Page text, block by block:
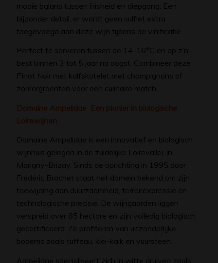
mooie balans tussen frisheid en diepgang. Een
bijzonder detail, er wordt geen sulfiet extra
toegevoegd aan deze wijn tijdens de vinificatie.
Perfect te serveren tussen de 14-16°C en op z’n
best binnen 3 tot 5 jaar na oogst. Combineer deze
Pinot Noir met kalfskotelet met champignons of
zomergroenten voor een culinaire match.
Domaine Ampelidae Een pionier in biologische
Loirewijnen
Domaine Ampelidae is een innovatief en biologisch
wijnhuis gelegen in de zuidelijke Loirevallei, in
Marigny-Brizay. Sinds de oprichting in 1995 door
Frédéric Brochet staat het domein bekend om zijn
toewijding aan duurzaamheid, terroirexpressie en
technologische precisie. De wijngaarden liggen
verspreid over 85 hectare en zijn volledig biologisch
gecertificeerd. Ze profiteren van uitzonderlijke
bodems zoals tuffeau, klei-kalk en vuursteen.
Ampelidae specialiseert zich in witte druiven zoals